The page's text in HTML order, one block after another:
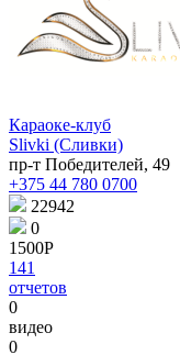
Караоке-клуб
Slivki (Сливки)
пр-т Победителей, 49
+375 44 780 0700
22942
0
1500Р
141
отчетов
0
видео
0